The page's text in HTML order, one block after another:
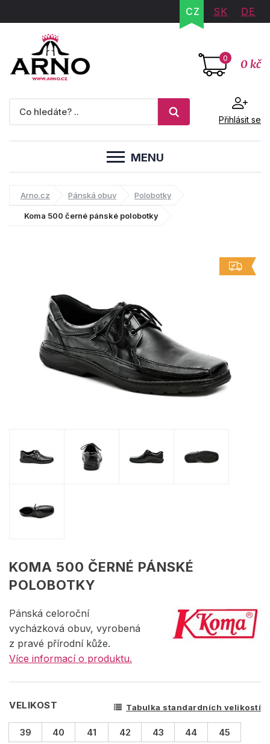
CZ SK DE
0 0 kč
Přihlásit se
MENU
Arno.cz Pánská obuv Polobotky
Koma 500 černé pánské polobotky
KOMA 500 ČERNÉ PÁNSKÉ
POLOBOTKY
Pánská celoroční
vycházková obuv, vyrobená
z pravé přírodní kůže.
Více informací o produktu.
VELIKOST Tabulka standardních velikostí
39 40 41 42 43 44 45